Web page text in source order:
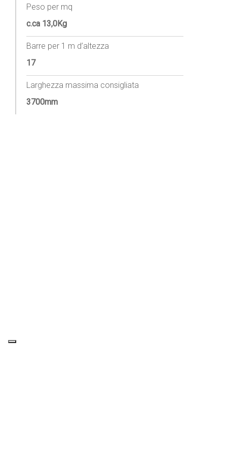
Peso per mq
c.ca 13,0Kg
Barre per 1 m d’altezza
17
Larghezza massima consigliata
3700mm